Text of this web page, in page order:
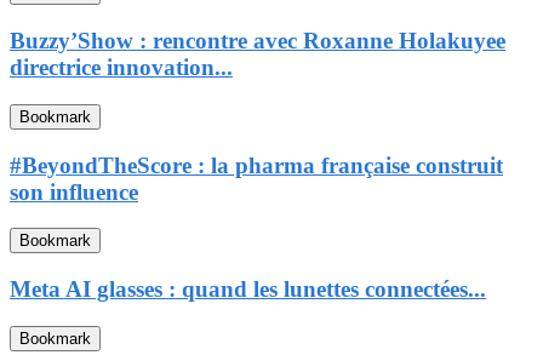
Buzzy’Show : rencontre avec Roxanne Holakuyee
directrice innovation...
Bookmark
#BeyondTheScore : la pharma française construit
son influence
Bookmark
Meta AI glasses : quand les lunettes connectées...
Bookmark